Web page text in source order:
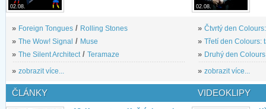
02.08.
» Foreign Tongues / Rolling Stones
» The Wow! Signal / Muse
» The Silent Architect / Teramaze
» zobrazit více...
02.08.
» Čtvrtý den
» Třetí den Colours:
» Druhý den
» zobrazit více...
ČLÁNKY VIDEOKLIPY